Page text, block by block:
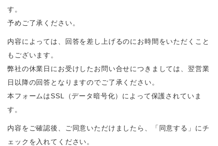
す。
予めご了承ください。
内容によっては、回答を差し上げるのにお時間をいただくこと
もございます。
弊社の休業日にお受けしたお問い合せにつきましては、翌営業
日以降の回答となりますのでご了承ください。
本フォームはSSL（データ暗号化）によって保護されていま
す。
内容をご確認後、ご同意いただけましたら、「同意する」にチ
ェックを入れてください。